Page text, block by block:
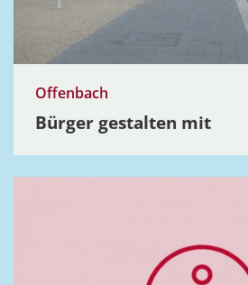
Offenbach
Bürger gestalten mit